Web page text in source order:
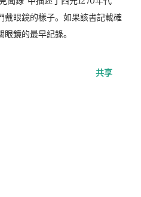
戴眼鏡的樣子。如果該書記載確
鏡的最早紀錄。
共享